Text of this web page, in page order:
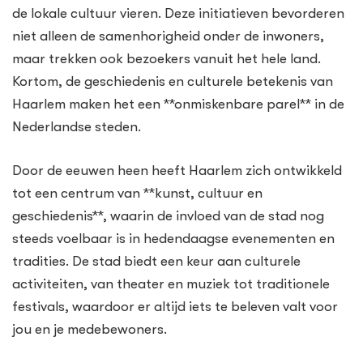
de lokale cultuur vieren. Deze initiatieven bevorderen
niet alleen de samenhorigheid onder de inwoners,
maar trekken ook bezoekers vanuit het hele land.
Kortom, de geschiedenis en culturele betekenis van
Haarlem maken het een **onmiskenbare parel** in de
Nederlandse steden.
Door de eeuwen heen heeft Haarlem zich ontwikkeld
tot een centrum van **kunst, cultuur en
geschiedenis**, waarin de invloed van de stad nog
steeds voelbaar is in hedendaagse evenementen en
tradities. De stad biedt een keur aan culturele
activiteiten, van theater en muziek tot traditionele
festivals, waardoor er altijd iets te beleven valt voor
jou en je medebewoners.